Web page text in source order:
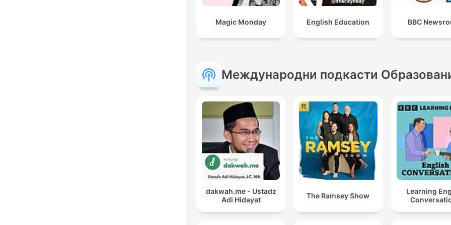
Magic Monday English Education BBC
Международни подкасти
dakwah.me - Ustadz
Adi Hidayat
The Ramsey Show
Learning